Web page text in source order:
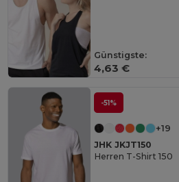
Günstigste:
4,63 €
-51%
+19
JHK JKJT150
Herren T-Shirt 150